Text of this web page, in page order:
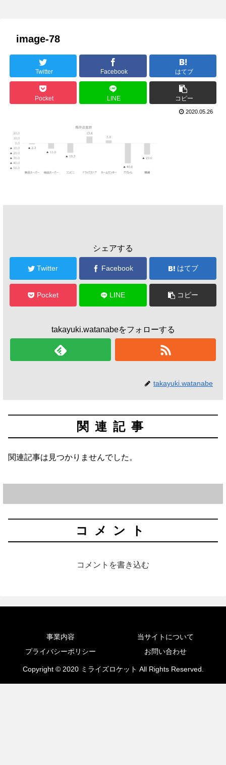
image-78
Twitter Facebook はてブ
Pocket LINE コピー
2020.05.26
シェアする
Twitter Facebook はてブ
Pocket LINE コピー
takayuki.watanabeをフォローする
takayuki.watanabe
関連記事
関連記事は見つかりませんでした。
コメント
コメントを書き込む
事業内容
当サイトについて
プライバシーポリシー
お問い合わせ
Copyright © 2020 ミライズロケット All Rights Reserved.